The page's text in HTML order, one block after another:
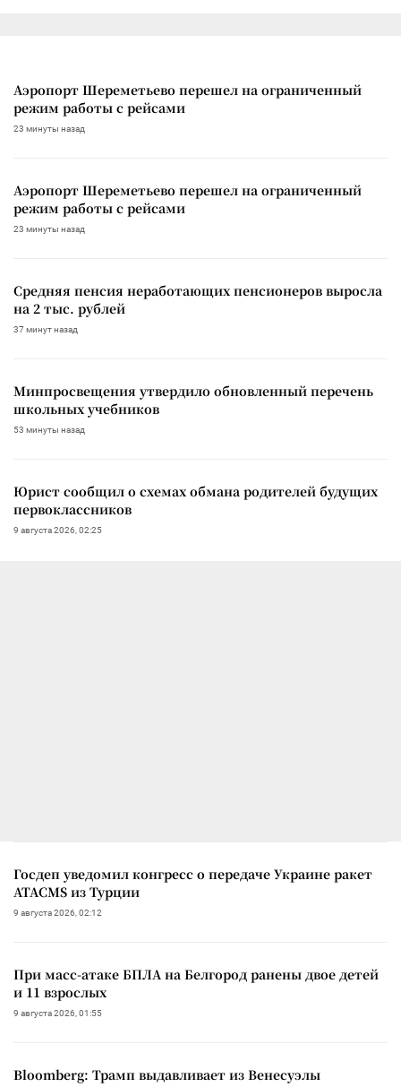
Аэропорт Шереметьево перешел на ограниченный
режим работы с рейсами
23 минуты назад
Аэропорт Шереметьево перешел на ограниченный
режим работы с рейсами
23 минуты назад
Средняя пенсия неработающих пенсионеров выросла
на 2 тыс. рублей
37 минут назад
Минпросвещения утвердило обновленный перечень
школьных учебников
53 минуты назад
Юрист сообщил о схемах обмана родителей будущих
первоклассников
9 августа 2026, 02:25
Госдеп уведомил конгресс о передаче Украине ракет
ATACMS из Турции
9 августа 2026, 02:12
При масс-атаке БПЛА на Белгород ранены двое детей
и 11 взрослых
9 августа 2026, 01:55
Bloomberg: Трамп выдавливает из Венесуэлы